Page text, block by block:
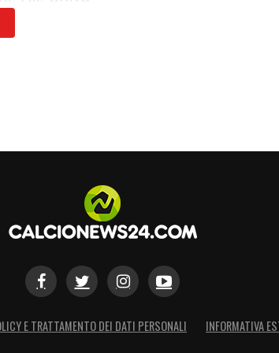
del giorno sul massimo
E TRATTAMENTO DEI DATI PERSONALI INFORMATIVA